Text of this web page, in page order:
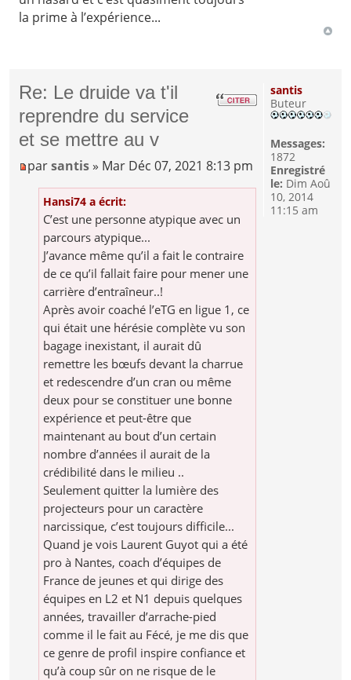
la prime à l’expérience...
Re: Le druide va t'il
reprendre du service
et se mettre au v
parsantis » Mar Déc 07, 2021 8:13 pm
Hansi74 a écrit:
C’est une personne atypique avec un
parcours atypique...
J’avance même qu’il a fait le contraire
de ce qu’il fallait faire pour mener une
carrière d’entraîneur..!
Après avoir coaché l’eTG en ligue 1, ce
qui était une hérésie complète vu son
bagage inexistant, il aurait dû
remettre les bœufs devant la charrue
et redescendre d’un cran ou même
deux pour se constituer une bonne
expérience et peut-être que
maintenant au bout d’un certain
nombre d’années il aurait de la
crédibilité dans le milieu ..
Seulement quitter la lumière des
projecteurs pour un caractère
narcissique, c’est toujours difficile...
Quand je vois Laurent Guyot qui a été
pro à Nantes, coach d’équipes de
France de jeunes et qui dirige des
équipes en L2 et N1 depuis quelques
années, travailler d’arrache-pied
comme il le fait au Fécé, je me dis que
ce genre de profil inspire confiance et
qu’à coup sûr on ne risque de le
santis
Buteur
Messages:
1872
Enregistré
le: Dim Aoû
10, 2014
11:15 am